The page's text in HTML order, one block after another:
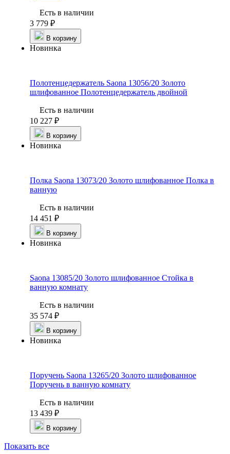
Есть в наличии
3 779 ₽
В корзину
Новинка
Полотенцедержатель Saona 13056/20 Золото
шлифованное Полотенцедержатель двойной
Есть в наличии
10 227 ₽
В корзину
Новинка
Полка Saona 13073/20 Золото шлифованное Полка в
ванную
Есть в наличии
14 451 ₽
В корзину
Новинка
Saona 13085/20 Золото шлифованное Стойка в
ванную комнату
Есть в наличии
35 574 ₽
В корзину
Новинка
Поручень Saona 13265/20 Золото шлифованное
Поручень в ванную комнату
Есть в наличии
13 439 ₽
В корзину
Показать все